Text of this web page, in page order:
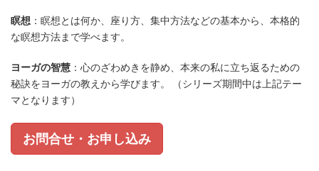
瞑想 ：瞑想とは何か、座り方、集中方法などの基本から、本格的
な瞑想方法まで学べます。
ヨーガの智慧 ：心のざわめきを静め、本来の私に立ち返るための
秘訣をヨーガの教えから学びます。 （シリーズ期間中は上記テー
マとなります）
お問合せ・お申し込み